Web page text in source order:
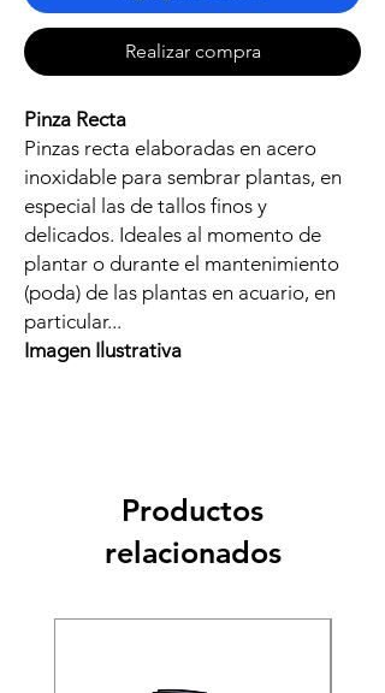
Realizar compra
Pinza Recta
Pinzas recta elaboradas en acero
inoxidable para sembrar plantas, en
especial las de tallos finos y
delicados. Ideales al momento de
plantar o durante el mantenimiento
(poda) de las plantas en acuario, en
particular...
Imagen Ilustrativa
Productos
relacionados